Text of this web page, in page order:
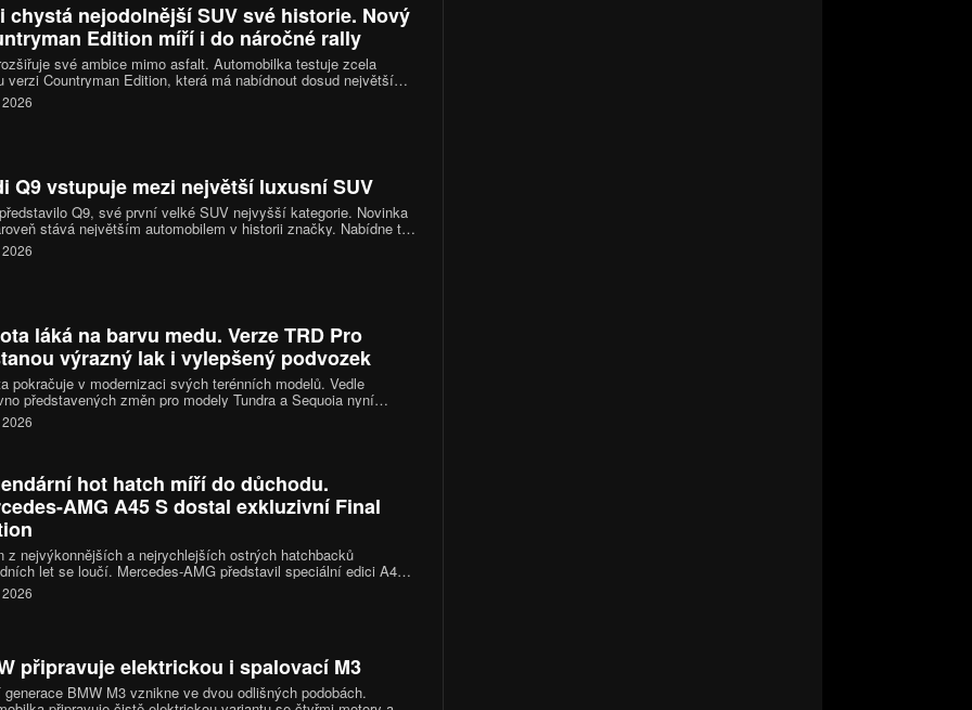
chystá nejodolnější SUV své historie. Nový
Edition míří i do náročné rally
své ambice mimo asfalt. Automobilka testuje zcela
verzi Countryman Edition, která má nabídnout dosud největší
schopnosti v historii značky. Prototyp už absolvuje náročné
ve Skalnatých horách a po říjnové premiéře jej čeká ostrý test
Q9 vstupuje mezi největší luxusní SUV
Q9, své první velké SUV nejvyšší kategorie. Novinka
stává největším automobilem v historii značky. Nabídne tři
místo pro šest nebo sedm cestujících a také sportovní
SQ9. První vozy mají dorazit k zákazníkům ve čtvrtém
láká na barvu medu. Verze TRD Pro
výrazný lak i vylepšený podvozek
pokračuje v modernizaci svých terénních modelů. Vedle
představených změn pro modely Tundra a Sequoia nyní
další novinky pro sportovně-terénní verze TRD Pro. Největší
poutá nový lak Honeycomb, ale výrobce zapracoval také na
hot hatch míří do důchodu.
AMG A45 S dostal exkluzivní Final
z nejvýkonnějších a nejrychlejších ostrých hatchbacků
let se loučí. Mercedes-AMG představil speciální edici A45
Edition, která symbolicky uzavírá životní kapitolu ikonického
Kromě výraznějšího designu si zachovala i rekordní
připravuje elektrickou i spalovací M3
BMW M3 vznikne ve dvou odlišných podobách.